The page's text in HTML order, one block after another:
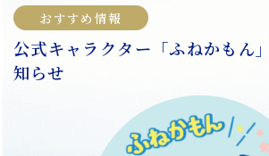
おすすめ情報
公式キャラクター「ふねかもん
知らせ